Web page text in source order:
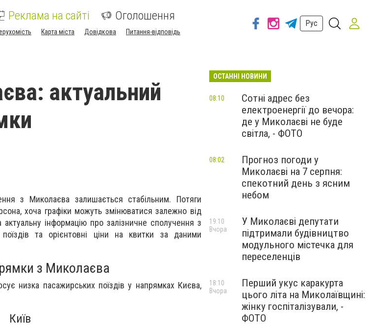
Реклама на сайті Оголошення
Карта міста Довідкова Питання-відповідь
Рус
актуальний
з Миколаєва залишається стабільним. Потяги
хоча графіки можуть змінюватися залежно від
актуальну інформацію про залізничне сполучення з
та орієнтовні ціни на квитки за даними
з Миколаєва
низка пасажирських поїздів у напрямках Києва,
Київ
ОСТАННІ НОВИНИ
Сотні адрес без
електроенергії до вечора:
де у Миколаєві не буде
світла, - ФОТО
08:10
Прогноз погоди у
Миколаєві на 7 серпня:
спекотний день з ясним
небом
08:02
У Миколаєві депутати
підтримали будівництво
модульного містечка для
переселенців
19:10
Вчора
Перший укус каракурта
цього літа на Миколаївщині:
жінку госпіталізували, -
ФОТО
18:10
Вчора